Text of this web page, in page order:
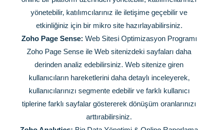
yönetebilir, katılımcılarınız ile iletişime geçebilir ve
etkinliğiniz için bir mikro site hazırlayabilirsiniz.
Zoho Page Sense: Web Sitesi Optimizasyon Programı
Zoho Page Sense ile Web sitenizdeki sayfaları daha
derinden analiz edebilirsiniz. Web sitenize giren
kullanıcıların hareketlerini daha detaylı inceleyerek,
kullanıcılarınızı segmente edebilir ve farklı kullanıcı
tiplerine farklı sayfalar göstererek dönüşüm oranlarınızı
arttırabilirsiniz.